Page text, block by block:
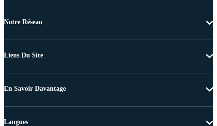
Notre Réseau
Liens Du Site
En Savoir Davantage
Langues